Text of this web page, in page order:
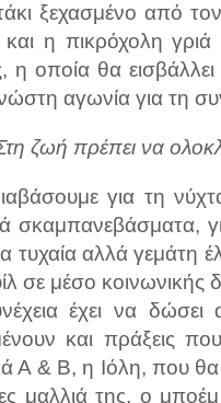
ξεχασμένο από
η πικρόχολη γριά
η οποία θα
αγωνία για τη
ζωή πρέπει να
για τη
σκαμπανεβάσματα,
τυχαία αλλά γεμάτη
σε μέσο κοινωνικής
έχει να δώσει
και πράξεις
Α & Β, η Ιόλη, που
μαλλιά της, ο